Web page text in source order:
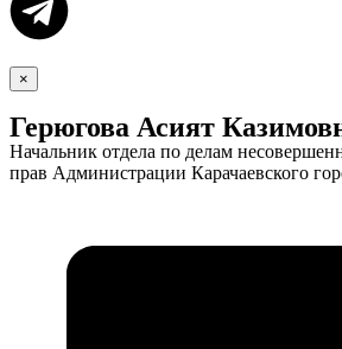
Экономика
×
Герюгова Асият
Начальник отдела по делам
прав Администрации Карачаевского